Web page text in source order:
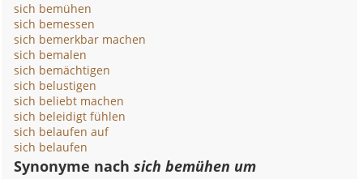
sich bemühen
sich bemessen
sich bemerkbar machen
sich bemalen
sich bemächtigen
sich belustigen
sich beliebt machen
sich beleidigt fühlen
sich belaufen auf
sich belaufen
Synonyme nachsich bemühen um